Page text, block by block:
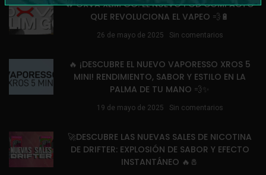
🔥 OXVA XLIM GO: EL NUEVO POD COMPACTO
QUE REVOLUCIONA EL VAPEO 💨🔋
26 de mayo de 2025 Sin comentarios
🔥 ¡DESCUBRE EL NUEVO VAPORESSO XROS 5
MINI! RENDIMIENTO, SABOR Y ESTILO EN LA
PALMA DE TU MANO 💨✨
19 de mayo de 2025 Sin comentarios
🚀DESCUBRE LAS NUEVAS SALES DE NICOTINA
DE DRIFTER: EXPLOSIÓN DE SABOR Y EFECTO
INSTANTÁNEO 🔥🧂